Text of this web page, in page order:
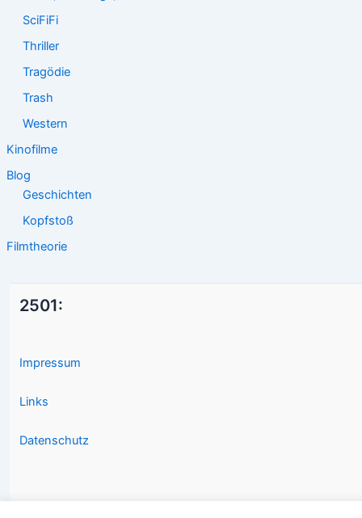
SciFiFi
Thriller
Tragödie
Trash
Western
Kinofilme
Blog
Geschichten
Kopfstoß
Filmtheorie
2501:
Impressum
Links
Datenschutz